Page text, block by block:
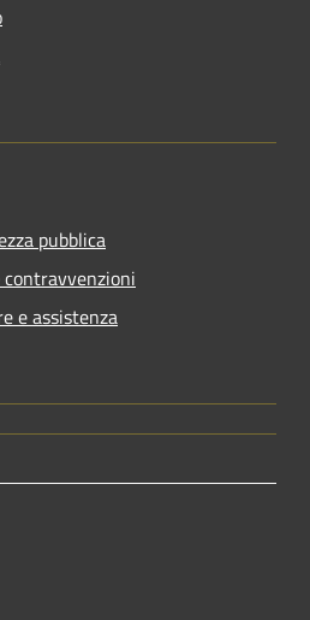
pubblica
e assistenza